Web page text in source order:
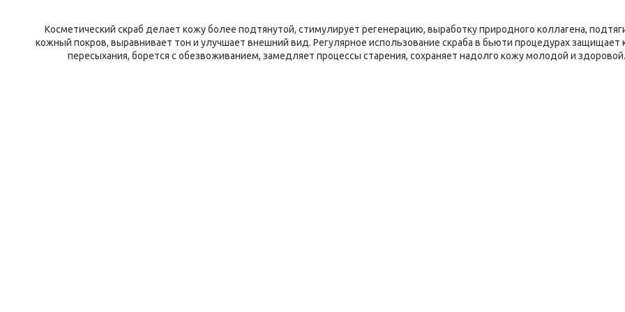
Косметический скраб делает кожу более подтянутой, стимулирует регенерацию, выработку природного коллагена,
кожный покров, выравнивает тон и улучшает внешний вид. Регулярное использование скраба в бьюти процедурах защищает
пересыхания, борется с обезвоживанием, замедляет процессы старения, сохраняет надолго кожу молодой и здоровой.